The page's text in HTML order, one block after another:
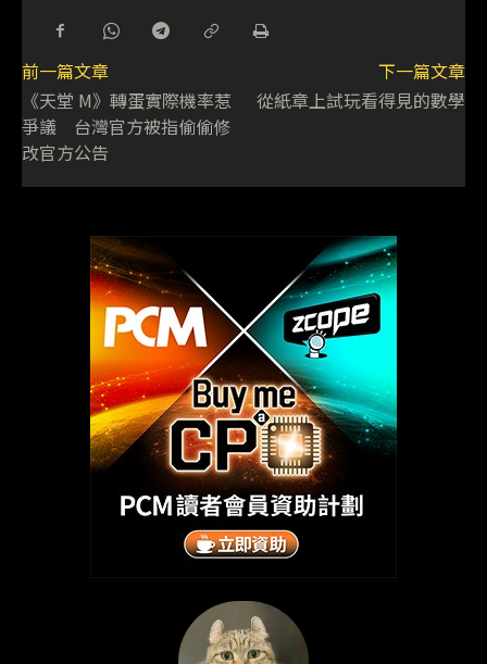
前一篇文章
《天堂 M》轉蛋實際機率惹
爭議 台灣官方被指偷偷修
改官方公告
下一篇文章
從紙章上試玩看得見的數學